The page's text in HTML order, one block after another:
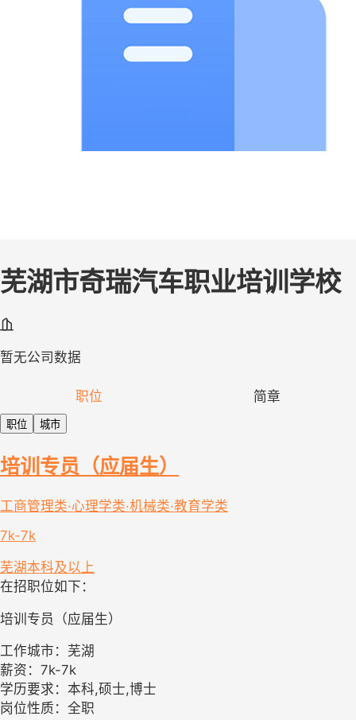
芜湖市奇瑞汽车职业培训学校
暂无公司数据
职位 简章
职位 城市
培训专员（应届生）
工商管理类·心理学类·机械类·教育学类
7k-7k
芜湖本科及以上
在招职位如下：
培训专员（应届生）
工作城市：芜湖
薪资：7k-7k
学历要求：本科,硕士,博士
岗位性质：全职